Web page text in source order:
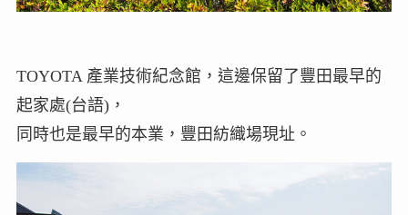
TOYOTA 產業技術紀念館，這邊保留了豐田最早的
起家處(台語)，
同時也是最早的本業，豐田紡織場現址。